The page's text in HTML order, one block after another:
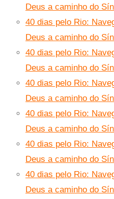
Deus a caminho do
40 dias pelo Rio:
Deus a caminho do
40 dias pelo Rio:
Deus a caminho do
40 dias pelo Rio:
Deus a caminho do
40 dias pelo Rio:
Deus a caminho do
40 dias pelo Rio:
Deus a caminho do
40 dias pelo Rio:
Deus a caminho do